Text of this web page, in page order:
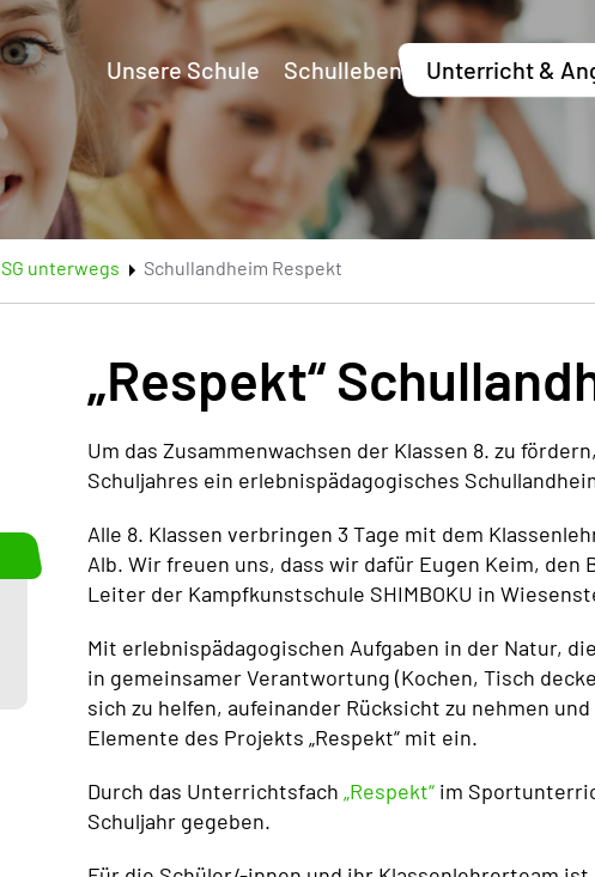
Unsere Schule Schulleben Unterricht &
SG unterwegs Schullandheim Respekt
„Respekt“
Um das Zusammenwachsen der Klassen 8. zu
Schuljahres ein erlebnispädagogisches
Alle 8. Klassen verbringen 3 Tage mit dem
Alb. Wir freuen uns, dass wir dafür Eugen Keim, den
Leiter der Kampfkunstschule SHIMBOKU in
Mit erlebnispädagogischen Aufgaben in der Natur,
in gemeinsamer Verantwortung (Kochen, Tisch
sich zu helfen, aufeinander Rücksicht zu nehmen
Elemente des Projekts „Respekt“ mit ein.
Durch das Unterrichtsfach „Respekt“ im
Schuljahr gegeben.